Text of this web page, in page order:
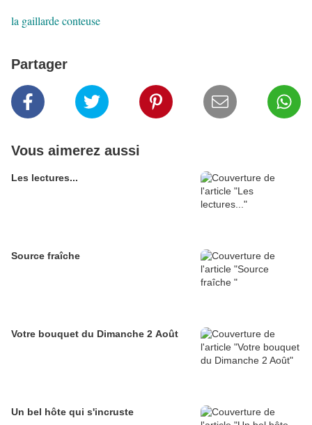
la gaillarde conteuse
Partager
Vous aimerez aussi
Les lectures...
Source fraîche
Votre bouquet du Dimanche 2 Août
Un bel hôte qui s'incruste